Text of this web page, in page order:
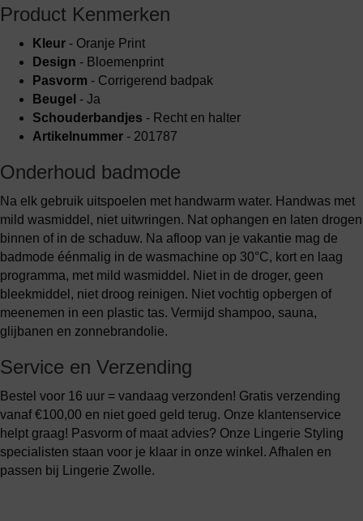
Product Kenmerken
Kleur - Oranje Print
Design - Bloemenprint
Pasvorm - Corrigerend badpak
Beugel - Ja
Schouderbandjes - Recht en halter
Artikelnummer - 201787
Onderhoud badmode
Na elk gebruik uitspoelen met handwarm water. Handwas met
mild wasmiddel, niet uitwringen. Nat ophangen en laten drogen
binnen of in de schaduw. Na afloop van je vakantie mag de
badmode éénmalig in de wasmachine op 30°C, kort en laag
programma, met mild wasmiddel. Niet in de droger, geen
bleekmiddel, niet droog reinigen. Niet vochtig opbergen of
meenemen in een plastic tas. Vermijd shampoo, sauna,
glijbanen en zonnebrandolie.
Service en Verzending
Bestel voor 16 uur = vandaag verzonden! Gratis verzending
vanaf €100,00 en niet goed geld terug. Onze klantenservice
helpt graag! Pasvorm of maat advies? Onze Lingerie Styling
specialisten staan voor je klaar in onze winkel. Afhalen en
passen bij Lingerie Zwolle.